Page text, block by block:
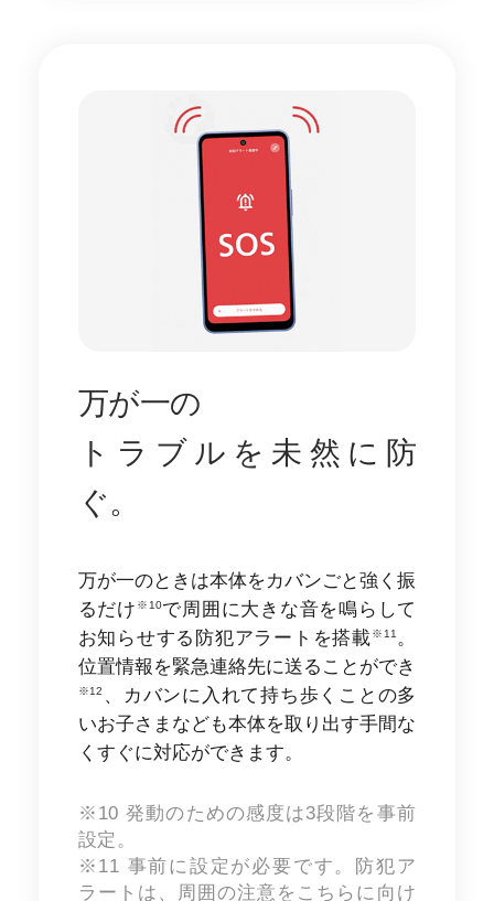
万が一の
トラブルを未然に 防
ぐ。
万が一のときは本体をカバンごと強く振
るだけ ※10で周囲に大きな音を鳴らして
お知らせする防犯アラートを搭載※11 。
位置情報を緊急連絡先に送ることができ
※12 、カバンに入れて持ち歩くことの多
いお子さまなども本体を取り出す手間な
くすぐに対応ができます。
※10 発動のための感度は3段階を事前
設定。
※11 事前に設定が必要です。防犯ア
ラートは、周囲の注意をこちらに向け